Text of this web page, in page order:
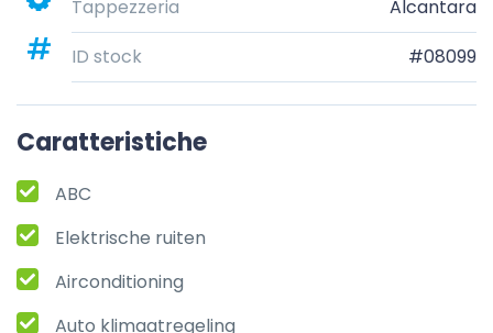
Tappezzeria
Alcantara
ID stock
#08099
Caratteristiche
ABC
Elektrische ruiten
Airconditioning
Auto klimaatregeling